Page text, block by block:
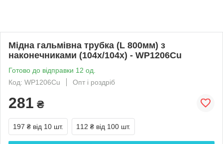
Мідна гальмівна трубка (L 800мм) з
наконечниками (104х/104х) - WP1206Cu
Готово до відправки 12 од.
Код: WP1206Cu
Опт і роздріб
281 ₴
197 ₴ від 10 шт. 112 ₴ від 100 шт.